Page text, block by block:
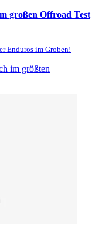
großen Offroad Test
Enduros im Groben!
im größten